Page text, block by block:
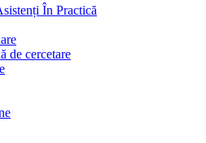
În Practică
de cercetare